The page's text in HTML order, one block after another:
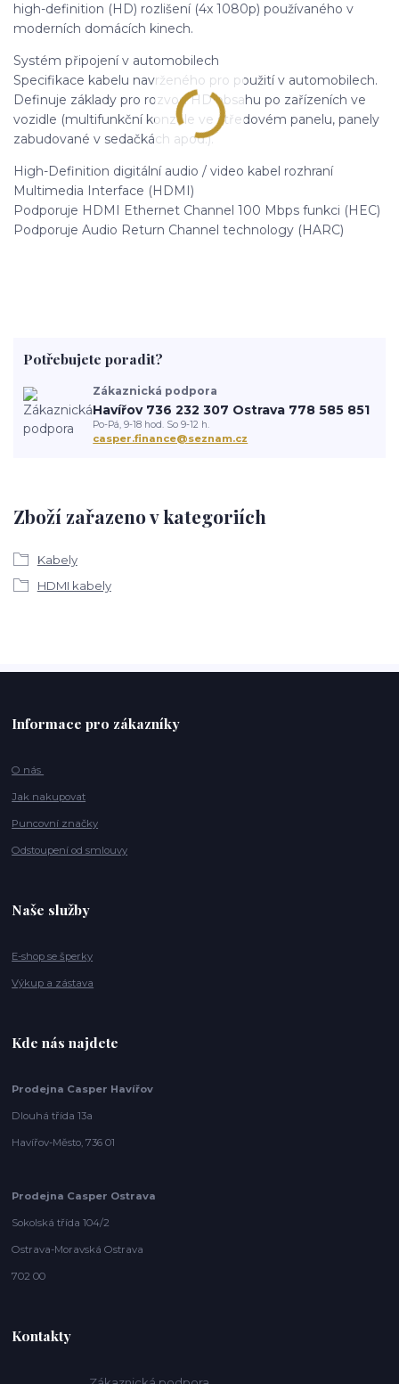
high-definition (HD) rozlišení (4x 1080p) používaného v
moderních domácích kinech.
Systém připojení v automobilech
Specifikace kabelu navrženého pro použití v automobilech.
Definuje základy pro rozvod HD obsahu po zařízeních ve
vozidle (multifunkční konzole ve středovém panelu, panely
zabudované v sedačkách apod.).
High-Definition digitální audio / video kabel rozhraní
Multimedia Interface (HDMI)
Podporuje HDMI Ethernet Channel 100 Mbps funkci (HEC)
Podporuje Audio Return Channel technology (HARC)
Zboží zařazeno v kategoriích
Kabely
HDMI kabely
Potřebujete poradit?
Zákaznická podpora
Havířov 736 232 307 Ostrava 778 585 851
Po-Pá, 9-18 hod. So 9-12 h.
casper.finance@seznam.cz
Informace pro zákazníky
O nás
Jak nakupovat
Puncovní značky
Odstoupení od smlouvy
Naše služby
E-shop se šperky
Výkup a zástava
Kde nás najdete
Prodejna Casper Havířov
Dlouhá třída 13a
Havířov-Město, 736 01
Prodejna Casper Ostrava
Sokolská třída 104/2
Ostrava-Moravská Ostrava
702 00
Kontakty